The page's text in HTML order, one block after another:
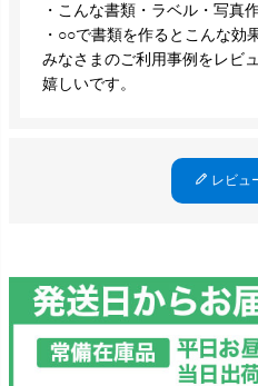
・こんな書類・ラベル・写真
・○○で書類を作るとこんな効
みなさまのご利用事例をレビ
嬉しいです。
レビュ